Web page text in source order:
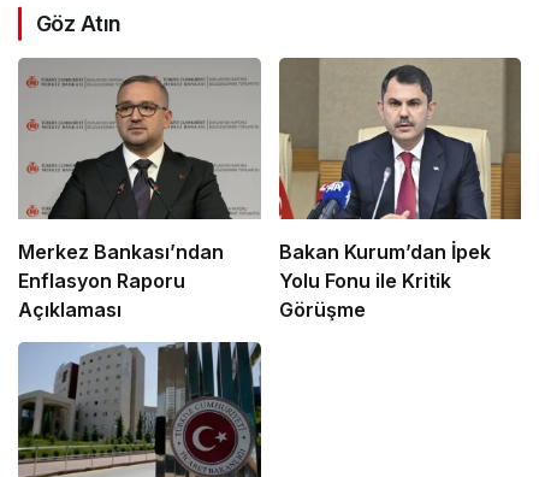
Göz Atın
Merkez Bankası’ndan
Enflasyon Raporu
Açıklaması
Bakan Kurum’dan İpek
Yolu Fonu ile Kritik
Görüşme